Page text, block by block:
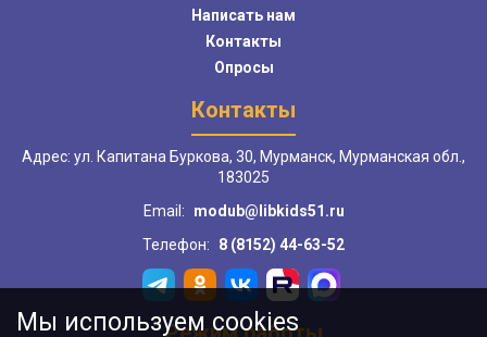
Написать нам
Контакты
Опросы
Контакты
Адрес: ул. Капитана Буркова, 30, Мурманск, Мурманская обл.,
183025
Email:
modub@libkids51.ru
Телефон:
8 (8152) 44-63-52
Мы используем cookies